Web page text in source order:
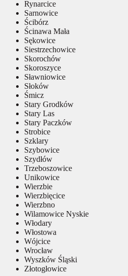
Rynarcice
Sarnowice
Ścibórz
Ścinawa Mała
Sękowice
Siestrzechowice
Skorochów
Skoroszyce
Sławniowice
Słoków
Śmicz
Stary Grodków
Stary Las
Stary Paczków
Strobice
Szklary
Szybowice
Szydłów
Trzeboszowice
Unikowice
Wierzbie
Wierzbięcice
Wierzbno
Wilamowice Nyskie
Włodary
Włostowa
Wójcice
Wrocław
Wyszków Śląski
Złotogłowice